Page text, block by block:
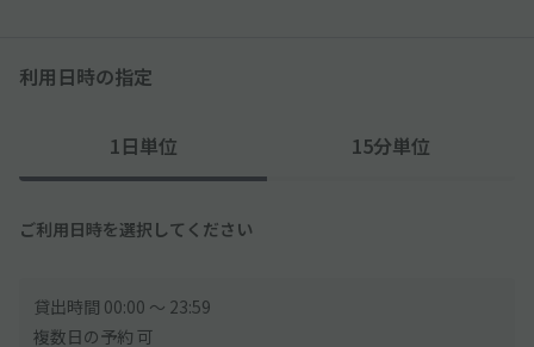
利用日時の指定
1日単位 15分単位
ご利用日時を選択してください
貸出時間 00:00 〜 23:59
複数日の予約 可